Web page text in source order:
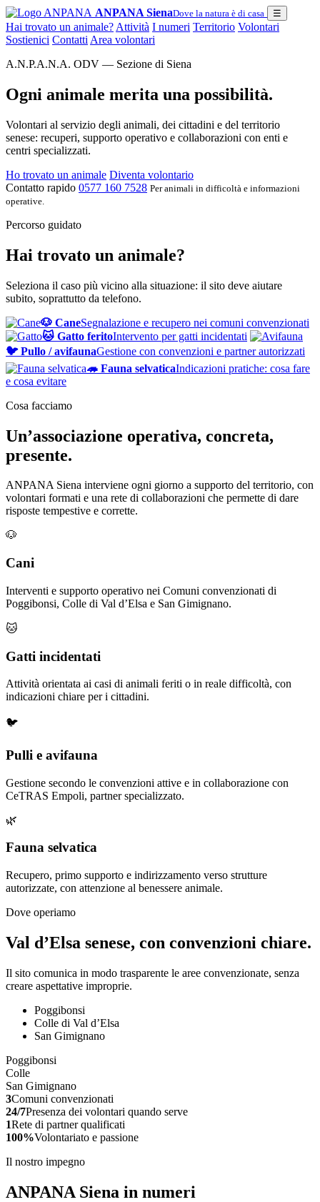
ANPANA SienaDove la natura è di casa ☰
Hai trovato un animale? Attività I numeri Territorio Volontari
Sostienici Contatti Area volontari
A.N.P.A.N.A. ODV — Sezione di Siena
Ogni animale merita una possibilità.
Volontari al servizio degli animali, dei cittadini e del territorio
senese: recuperi, supporto operativo e collaborazioni con enti e
centri specializzati.
Ho trovato un animale Diventa volontario
Contatto rapido 0577 160 7528 Per animali in difficoltà e informazioni
operative.
Percorso guidato
Hai trovato un animale?
Seleziona il caso più vicino alla situazione: il sito deve aiutare
subito, soprattutto da telefono.
🐶 CaneSegnalazione e recupero nei comuni convenzionati
🐱 Gatto feritoIntervento per gatti incidentati
🐦 Pullo / avifaunaGestione con convenzioni e partner autorizzati
🦔 Fauna selvaticaIndicazioni pratiche: cosa fare
e cosa evitare
Cosa facciamo
Un’associazione operativa, concreta,
presente.
ANPANA Siena interviene ogni giorno a supporto del territorio, con
volontari formati e una rete di collaborazioni che permette di dare
risposte tempestive e corrette.
🐶
Cani
Interventi e supporto operativo nei Comuni convenzionati di
Poggibonsi, Colle di Val d’Elsa e San Gimignano.
🐱
Gatti incidentati
Attività orientata ai casi di animali feriti o in reale difficoltà, con
indicazioni chiare per i cittadini.
🐦
Pulli e avifauna
Gestione secondo le convenzioni attive e in collaborazione con
CeTRAS Empoli, partner specializzato.
🌿
Fauna selvatica
Recupero, primo supporto e indirizzamento verso strutture
autorizzate, con attenzione al benessere animale.
Dove operiamo
Val d’Elsa senese, con convenzioni chiare.
Il sito comunica in modo trasparente le aree convenzionate, senza
creare aspettative improprie.
Poggibonsi
Colle di Val d’Elsa
San Gimignano
Poggibonsi
Colle
San Gimignano
3Comuni convenzionati
24/7Presenza dei volontari quando serve
1Rete di partner qualificati
100%Volontariato e passione
Il nostro impegno
ANPANA Siena in numeri